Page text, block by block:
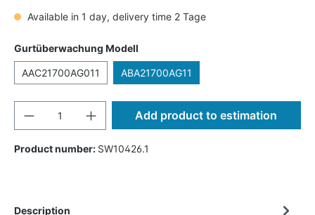
Available in 1 day, delivery time 2 Tage
Gurtüberwachung Modell
AAC21700AG011 ABA21700AG11
Add product to estimation
Product number: SW10426.1
Description